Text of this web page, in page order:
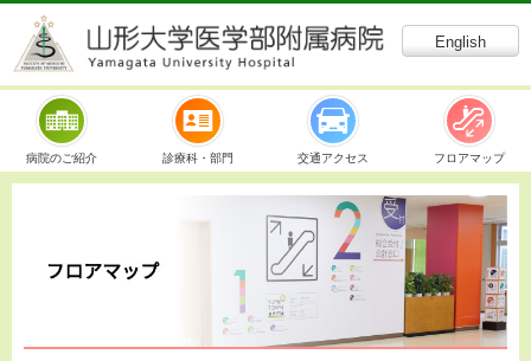
English
病院のご紹介 診療科・部門 交通アクセス フロアマップ